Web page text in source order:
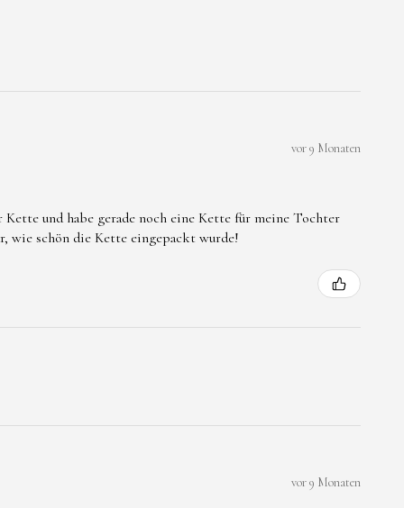
vor 9 Monaten
und habe gerade noch eine Kette für meine Tochter
wie schön die Kette eingepackt wurde!
vor 9 Monaten